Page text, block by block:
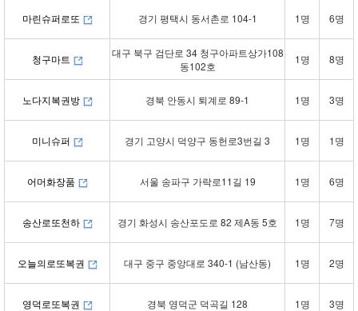
마린슈퍼로또 경기 평택시 동서촌로 104-1 1명 6명
청구마트
대구 북구 검단로 34 청구아파트상가108
동102호
1명 8명
노다지복권방 경북 안동시 퇴계로 89-1 1명 3명
미니슈퍼 경기 고양시 덕양구 동헌로3번길 3 1명 1명
어머화장품 서울 송파구 가락로11길 19 1명 6명
송산로또천하 경기 화성시 송산포도로 82 제A동 5호 1명 7명
오늘의로또복권 대구 중구 중앙대로 340-1 (남산동) 1명 2명
영덕로또복권 경북 영덕군 덕곡길 128 1명 3명